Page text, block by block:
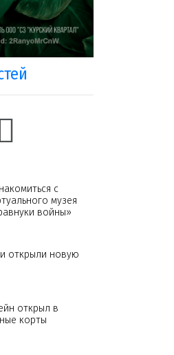
с
музея
войны»
открыли новую
открыл в
корты